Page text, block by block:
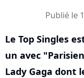
Publié le
Le Top Singles
un avec
Lady Gaga dont